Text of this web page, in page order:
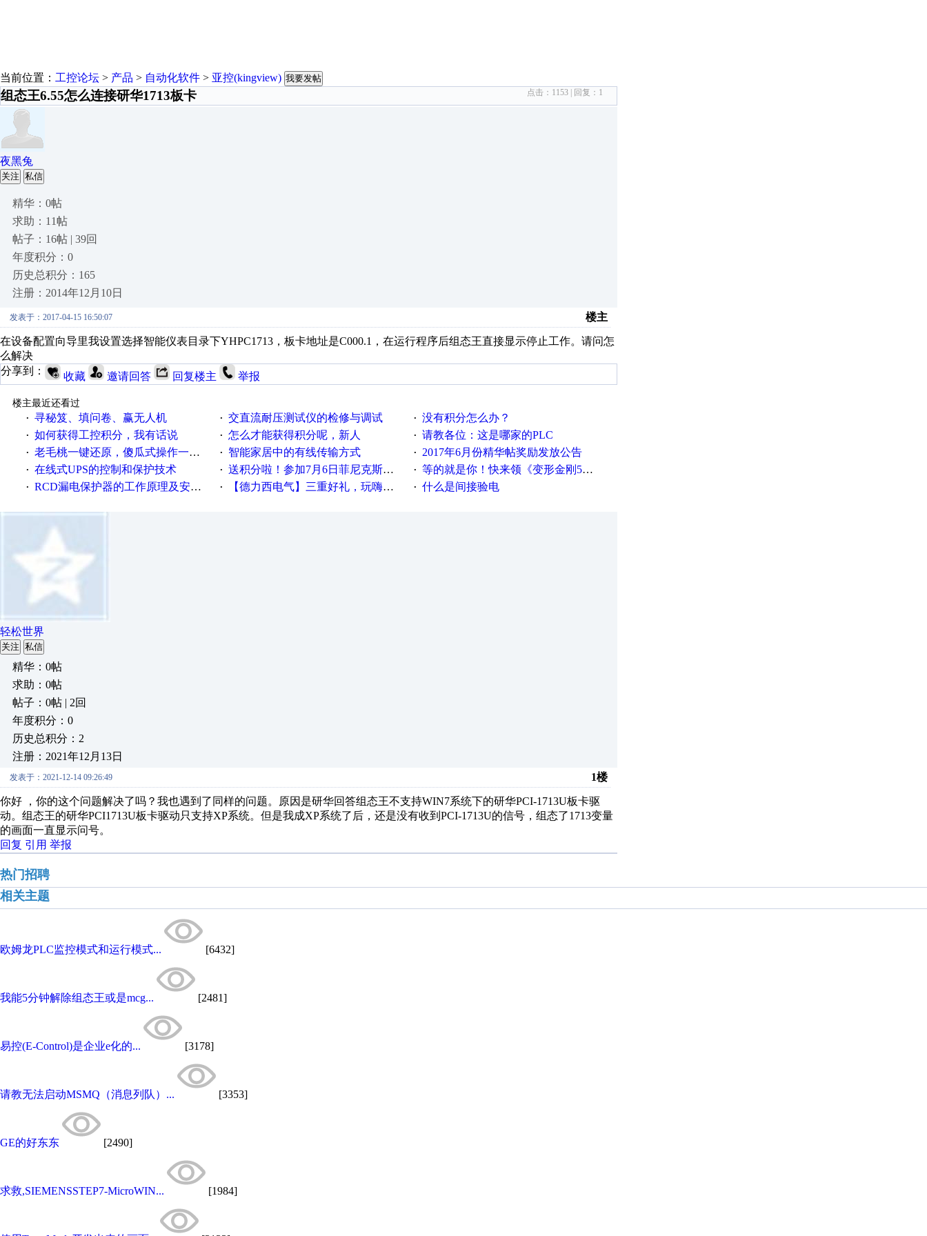
当前位置： 工控论坛 > 产品 > 自动化软件 > 亚控(kingview) 我要发帖
组态王6.55怎么连接研华1713板卡 点击： 1153 | 回复： 1
夜黑兔
关注 私信
精华：0帖
求助：11帖
帖子：16帖 | 39回
年度积分：0
历史总积分：165
注册：2014年12月10日
发表于：2017-04-15 16:50:07 楼主
在设备配置向导里我设置选择智能仪表目录下YHPC1713，板卡地址是C000.1，在运行程序后组态王直接显示停止工作。请问怎
么解决
分享到：
收藏 邀请回答 回复楼主 举报
楼主最近还看过
· 寻秘笈、填问卷、赢无人机 · 交直流耐压测试仪的检修与调试 · 没有积分怎么办？
· 如何获得工控积分，我有话说 · 怎么才能获得积分呢，新人 · 请教各位：这是哪家的PLC
· 老毛桃一键还原，傻瓜式操作一键轻松备份还原；程序为向导式安装，一键即可实现自动备份或还原系统。 · 智能家居中的有线传输方式 · 2017年6月份精华帖奖励发放公告
· 在线式UPS的控制和保护技术 · 送积分啦！参加7月6日菲尼克斯在线研讨会即得 · 等的就是你！快来领《变形金刚5》观影券
· RCD漏电保护器的工作原理及安装要点 · 【德力西电气】三重好礼，玩嗨夏日！ · 什么是间接验电
轻松世界
关注 私信
精华：0帖
求助：0帖
帖子：0帖 | 2回
年度积分：0
历史总积分：2
注册：2021年12月13日
发表于：2021-12-14 09:26:49 1楼
你好 ，你的这个问题解决了吗？我也遇到了同样的问题。原因是研华回答组态王不支持WIN7系统下的研华PCI-1713U板卡驱
动。组态王的研华PCI1713U板卡驱动只支持XP系统。但是我成XP系统了后，还是没有收到PCI-1713U的信号，组态了1713变量
的画面一直显示问号。
回复 引用 举报
热门招聘
相关主题
欧姆龙PLC监控模式和运行模式... [6432]
我能5分钟解除组态王或是mcg... [2481]
易控(E-Control)是企业e化的... [3178]
请教无法启动MSMQ（消息列队）... [3353]
GE的好东东 [2490]
求救,SIEMENSSTEP7-MicroWIN... [1984]